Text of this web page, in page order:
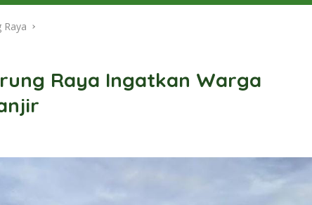
Raya
Raya Ingatkan Warga